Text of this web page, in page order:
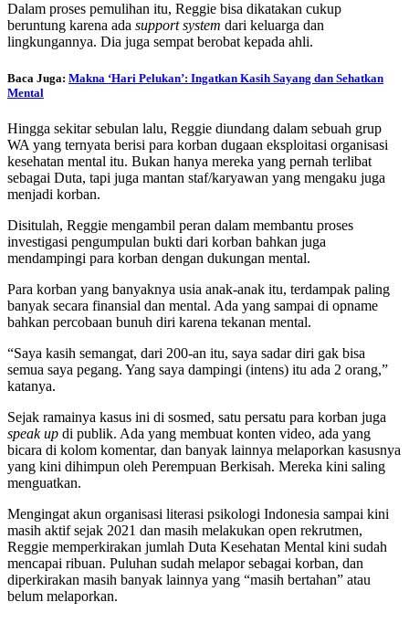
Dalam proses pemulihan itu, Reggie bisa dikatakan cukup
beruntung karena ada support system dari keluarga dan
lingkungannya. Dia juga sempat berobat kepada ahli.
Baca Juga: Makna ‘Hari Pelukan’: Ingatkan Kasih Sayang dan Sehatkan
Mental
Hingga sekitar sebulan lalu, Reggie diundang dalam sebuah grup
WA yang ternyata berisi para korban dugaan eksploitasi organisasi
kesehatan mental itu. Bukan hanya mereka yang pernah terlibat
sebagai Duta, tapi juga mantan staf/karyawan yang mengaku juga
menjadi korban.
Disitulah, Reggie mengambil peran dalam membantu proses
investigasi pengumpulan bukti dari korban bahkan juga
mendampingi para korban dengan dukungan mental.
Para korban yang banyaknya usia anak-anak itu, terdampak paling
banyak secara finansial dan mental. Ada yang sampai di opname
bahkan percobaan bunuh diri karena tekanan mental.
“Saya kasih semangat, dari 200-an itu, saya sadar diri gak bisa
semua saya pegang. Yang saya dampingi (intens) itu ada 2 orang,”
katanya.
Sejak ramainya kasus ini di sosmed, satu persatu para korban juga
speak up di publik. Ada yang membuat konten video, ada yang
bicara di kolom komentar, dan banyak lainnya melaporkan kasusnya
yang kini dihimpun oleh Perempuan Berkisah. Mereka kini saling
menguatkan.
Mengingat akun organisasi literasi psikologi Indonesia sampai kini
masih aktif sejak 2021 dan masih melakukan open rekrutmen,
Reggie memperkirakan jumlah Duta Kesehatan Mental kini sudah
mencapai ribuan. Puluhan sudah melapor sebagai korban, dan
diperkirakan masih banyak lainnya yang “masih bertahan” atau
belum melaporkan.